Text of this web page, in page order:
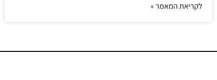
לקריאת המאמר »